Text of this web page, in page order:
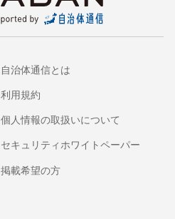
自治体通信とは
利用規約
個人情報の取扱いについて
セキュリティホワイトペーパー
掲載希望の方